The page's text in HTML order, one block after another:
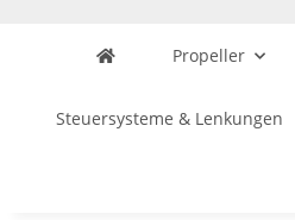
Propeller
Steuersysteme & Lenkungen